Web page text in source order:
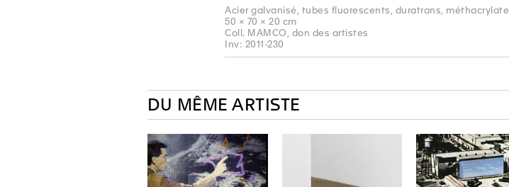
Acier galvanisé, tubes fluorescents, duratrans, méthacrylate
50 × 70 × 20 cm
Coll. MAMCO, don des artistes
Inv: 2011-230
DU MÊME ARTISTE